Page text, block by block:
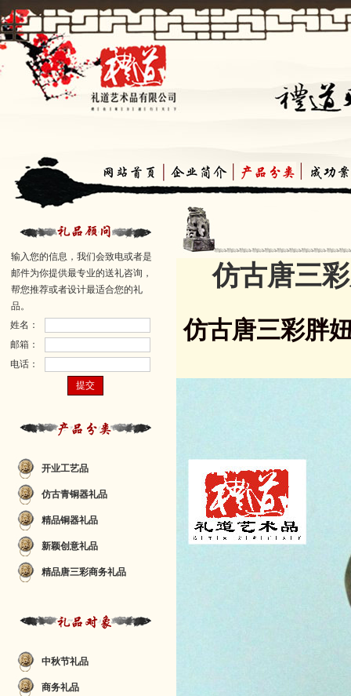
输入您的信息，我们会致电或者是
邮件为你提供最专业的送礼咨询，
帮您推荐或者设计最适合您的礼
品。
姓名：
邮箱：
电话：
开业工艺品
仿古青铜器礼品
精品铜器礼品
新颖创意礼品
精品唐三彩商务礼品
中秋节礼品
商务礼品
仿古唐三
仿古唐三彩胖